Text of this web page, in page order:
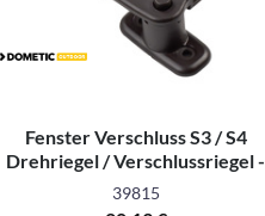
Fenster Verschluss S3 / S4
Drehriegel / Verschlussriegel -
Rechts
39815